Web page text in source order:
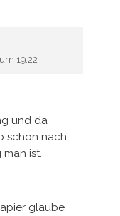
19:22
und da
schön nach
ist.
glaube